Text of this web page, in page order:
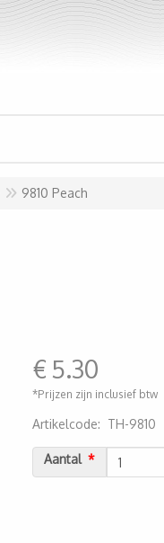
9810 Peach
€ 5.30
*Prijzen zijn inclusief btw
Artikelcode: TH-9810
Aantal